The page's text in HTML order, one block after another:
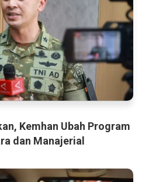
Kemhan Ubah Program
dan Manajerial